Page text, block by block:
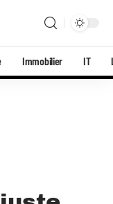
Immobilier IT